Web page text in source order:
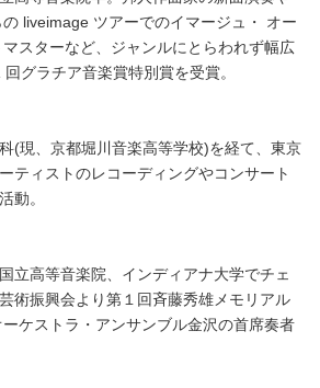
liveimage ツアーでのイマージュ・ オー
スターなど、ジャンルにとらわれず幅広
グラチア音楽賞特別賞を受賞。
(現、京都堀川音楽高等学校)を経て、東京
ティストのレコーディングやコンサート
動。
立高等音楽院、インディアナ大学でチェ
術振興会より第１回斉藤秀雄メモリアル
ケストラ・アンサンブル金沢の首席奏者